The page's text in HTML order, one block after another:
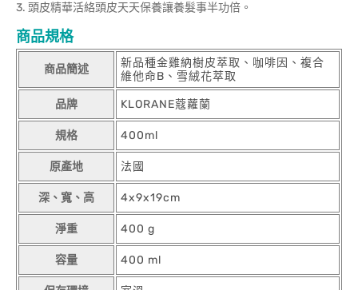
3. 頭皮精華活絡頭皮天天保養讓養髮事半功倍。
商品規格
商品簡述
新品種金雞納樹皮萃取、咖啡因、複合
維他命B、雪絨花萃取
品牌 KLORANE蔻蘿蘭
規格 400ml
原產地 法國
深、寬、高 4x9x19cm
淨重 400 g
容量 400 ml